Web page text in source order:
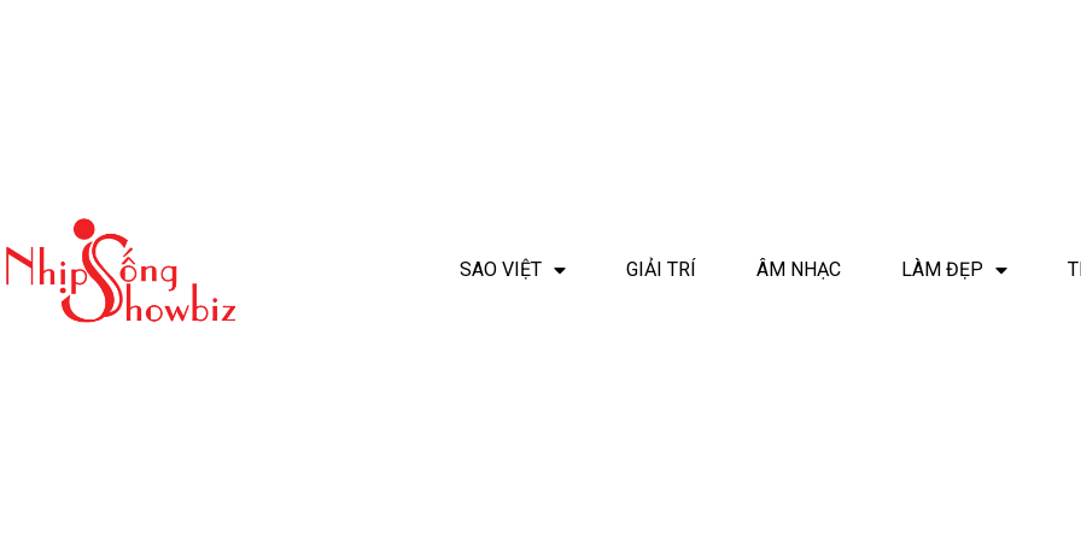
SAO VIỆT GIẢI TRÍ ÂM NHẠC LÀM ĐẸP